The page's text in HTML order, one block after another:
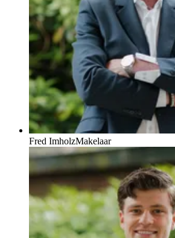
Ook voor een NWWI-gevalideerde taxatie
juiste adres. Emil is gecertificeerd taxateur
onafhankelijk en betrouwbaar
worden geaccepteerd door alle
zorgvuldig en snel geregeld.
Of je nu je woning wilt verkopen, een nieuw
taxatie nodig hebt: wij zorgen voor rust,
proces van begin tot eind.
Benieuwd wat wij voor jou kunnen
Vraag vrijblijvend een offerte aan of neem
maken graag kennis met je!
📞 071 – 82 00 373
Fred ImholzMakelaar